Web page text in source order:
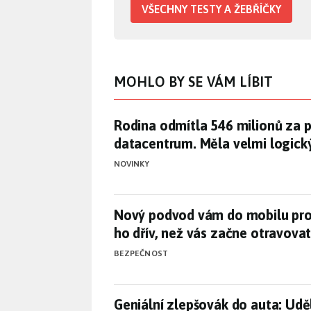
VŠECHNY TESTY A ŽEBŘÍČKY
MOHLO BY SE VÁM LÍBIT
Rodina odmítla 546 milionů za
Rodina odmítla 546 milionů za
datacentrum. Měla velmi
NOVINKY
Nový podvod vám do mobilu
Nový podvod vám do mobilu
ho dřív, než vás začne otravovat
BEZPEČNOST
Geniální zlepšovák do auta:
Geniální zlepšovák do auta: